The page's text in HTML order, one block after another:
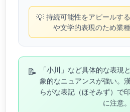
💡 持続可能性をアピールす
や文学的表現のため業
📝
「小川」など具体的な表現
象的なニュアンスが強い。
らがな表記（ほそみず）で
に注意。